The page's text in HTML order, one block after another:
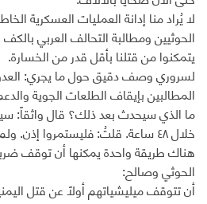
لا يُراد منا إدانة العمليات العسكرية
الحوثيين ومطالبة التحالف العربي
يتمكنوا من قتلنا بأقل قدر من الخسارة.
لسروري وصف دقيق حول ما يجري:
المطالبين بإيقاف الطلعات الجوية
ما الذي سيحدث بعد ذلك؟ قال واثقاً:
خلال ٤٨ ساعة. قلتُ: فليستمروا إذن. ولم يستطع فهم ما قلته.
هناك طريقة واحدة يمكنها أن توقف
الحوثي وصالح:
أن تتوقف ميليشياتهم أولاً عن قتل